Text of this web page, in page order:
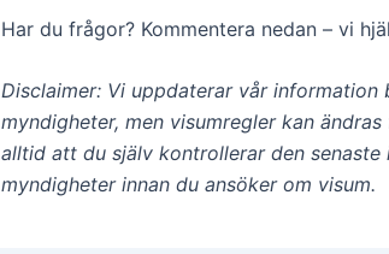
Har du frågor? Kommentera nedan – vi
Disclaimer: Vi uppdaterar vår
myndigheter, men visumregler kan
alltid att du själv kontrollerar den senaste
myndigheter innan du ansöker om visum.